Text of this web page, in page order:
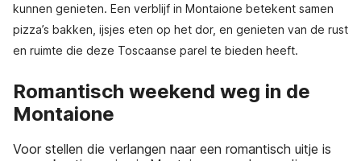
kunnen genieten. Een verblijf in Montaione betekent samen
pizza’s bakken, ijsjes eten op het dor, en genieten van de rust
en ruimte die deze Toscaanse parel te bieden heeft.
Romantisch weekend weg in de
Montaione
Voor stellen die verlangen naar een romantisch uitje is